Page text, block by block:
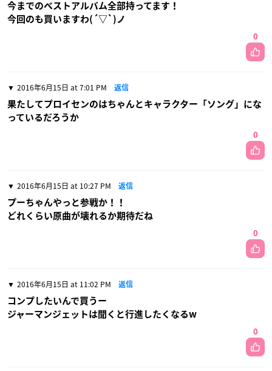
今までのベストアルバム全部持ってます！
今回のも買いますわ(´▽`)ノ
0
2016年6月15日 at 7:01 PM 返信
果たしてプロイセンのはちゃんとキャラクター「ソング」にな
っているだろうか
0
2016年6月15日 at 10:27 PM 返信
プーちゃんやっと参戦か！！
どれくらい原曲が壊れるか期待だね
0
2016年6月15日 at 11:02 PM 返信
コンプしたいんで買うー
ジャーマンジェットは聞くと行進したくなるw
0